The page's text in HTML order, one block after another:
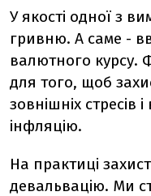
У якості одної з
гривню. А саме -
валютного курсу.
для того, щоб
зовнішніх стресів
інфляцію.
На практиці
девальвацію. Ми